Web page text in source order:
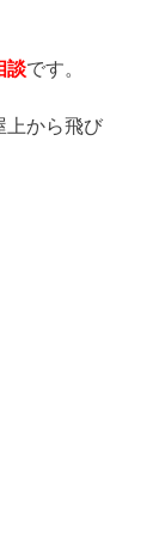
談です。
上から飛び